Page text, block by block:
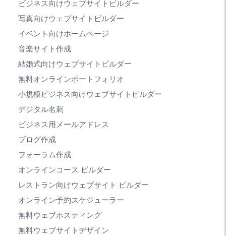
ビジネス向けウェブサイトビルダー
写真向けウェブサイトビルダー
イベント向けホームページ
音楽サイト作成
結婚式向けウェブサイトビルダー
無料オンラインポートフォリオ
小規模ビジネス向けウェブサイトビルダー
デジタル名刺
ビジネス用メールアドレス
ブログ作成
フォーラム作成
オンラインコース ビルダー
レストラン向けウェブサイト ビルダー
オンライン予約スケジューラー
無料ウェブホスティング
無料ウェブサイトデザイン